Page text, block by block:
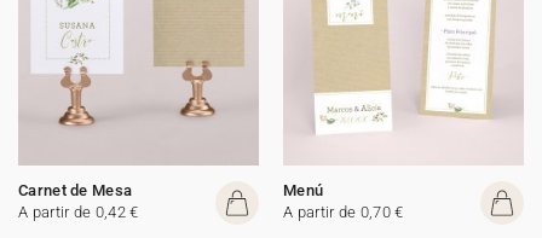
Carnet de Mesa
A partir de 0,42 €
Menú
A partir de 0,70 €